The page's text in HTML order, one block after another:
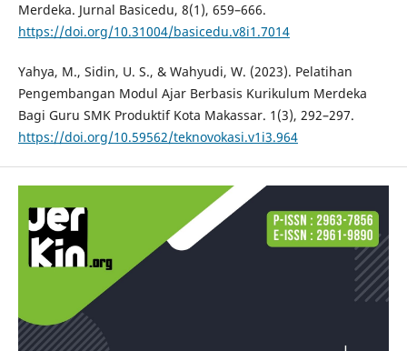
Merdeka. Jurnal Basicedu, 8(1), 659–666.
https://doi.org/10.31004/basicedu.v8i1.7014
Yahya, M., Sidin, U. S., & Wahyudi, W. (2023). Pelatihan
Pengembangan Modul Ajar Berbasis Kurikulum Merdeka
Bagi Guru SMK Produktif Kota Makassar. 1(3), 292–297.
https://doi.org/10.59562/teknovokasi.v1i3.964